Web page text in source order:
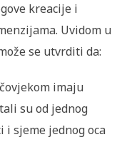
kreacije i
Uvidom u
se utvrditi da:
imaju
su od jednog
i sjeme jednog oca